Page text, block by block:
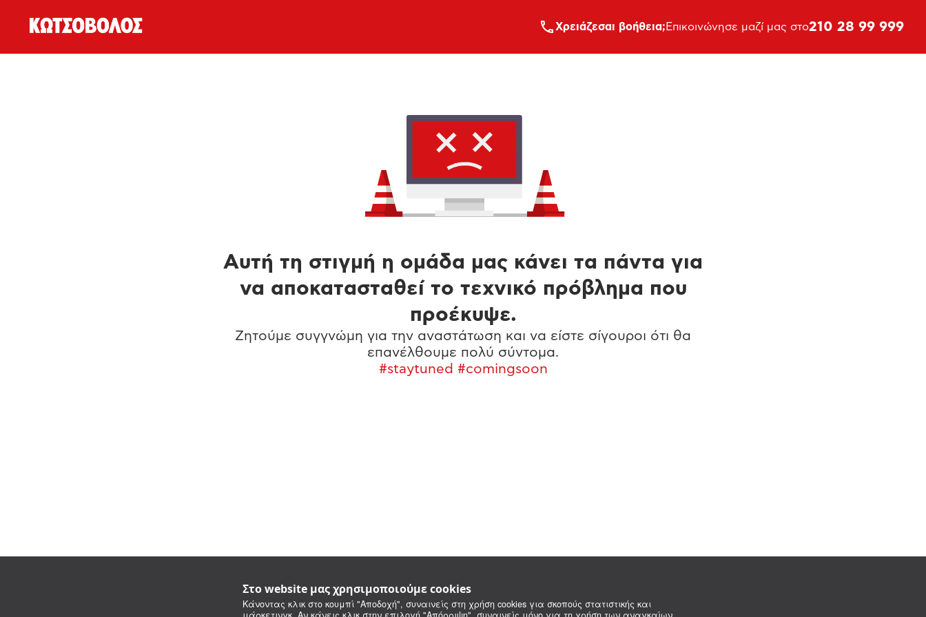
Στο website μας χρησιμοποιούμε cookies
Κάνοντας κλικ στο κουμπί "Αποδοχή", συναινείς στη χρήση cookies για σκοπούς στατιστικής και
Xρειάζεσαι βοήθεια; Επικοινώνησε μαζί μας στο210 28 99 999
Αυτή τη στιγμή η ομάδα μας κάνει τα πάντα για
να αποκατασταθεί το τεχνικό πρόβλημα που
προέκυψε.
Ζητούμε συγγνώμη για την αναστάτωση και να είστε σίγουροι ότι θα
επανέλθουμε πολύ σύντομα.
#staytuned #comingsoon